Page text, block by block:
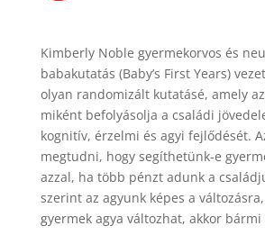
Kimberly Noble gyermekorvos és
babakutatás (Baby’s First Years)
olyan randomizált kutatásé, amely
miként befolyásolja a családi
kognitív, érzelmi és agyi fejlődését.
megtudni, hogy segíthetünk-e
azzal, ha több pénzt adunk a
szerint az agyunk képes a
gyermek agya változhat, akkor